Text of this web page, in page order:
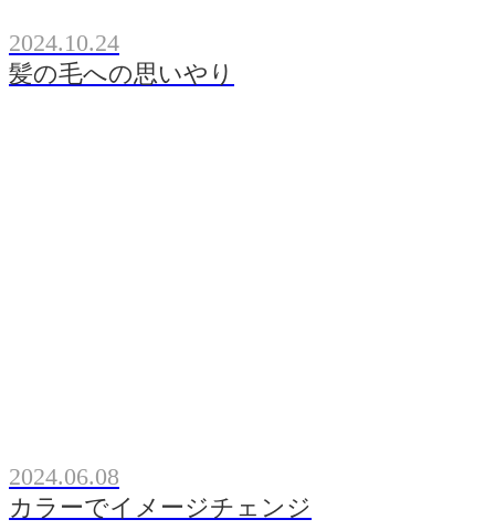
2024.10.24
髪の毛への思いやり
2024.06.08
カラーでイメージチェンジ